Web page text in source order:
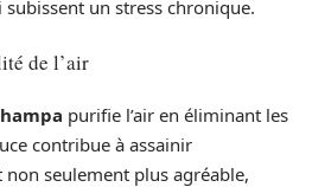
un stress chronique.
de l’air
purifie l’air en éliminant les
contribue à assainir
non seulement plus agréable,